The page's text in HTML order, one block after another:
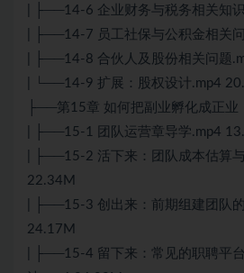
| ├──14-6 企业财务与税务相关知
| ├──14-7 员工社保与公积金相关
| ├──14-8 合伙人及股份相关问题
| └──14-9 扩展：股权设计.mp4
├──第15章 如何把副业孵化成正业
| ├──15-1 团队运营章导学.mp4
| ├──15-2 活下来：团队成本估算
22.34M
| ├──15-3 创出来：前期组建团队
24.17M
| ├──15-4 留下来：常见的职聘平